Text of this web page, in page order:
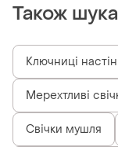
Також
Ключниці
Мерехтливі
Свічки мушля